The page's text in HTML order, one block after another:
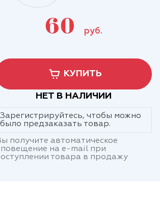
60 руб.
КУПИТЬ
НЕТ В НАЛИЧИИ
Зарегистрируйтесь, чтобы можно
было предзаказать товар.
получите автоматическое
на e-mail при
товара в продажу